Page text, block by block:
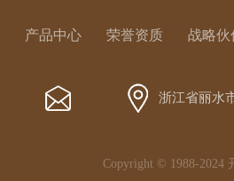
产品中心 荣誉资质 战略伙
浙江省丽水
Copyright © 1988-2024